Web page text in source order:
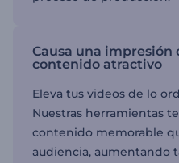
Causa una impresión
contenido atractivo
Eleva tus videos de lo
Nuestras herramientas
contenido memorable
audiencia, aumentando